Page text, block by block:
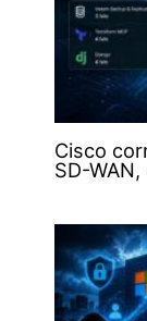
Cisco
SD-